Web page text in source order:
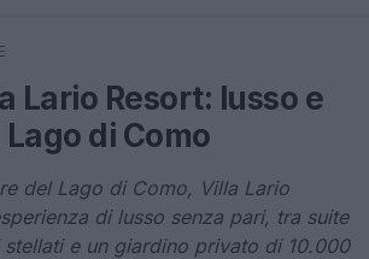
Lario Resort: lusso e
di Como
del Lago di Como, Villa Lario
di lusso senza pari, tra suite
stellati e un giardino privato di 10.000